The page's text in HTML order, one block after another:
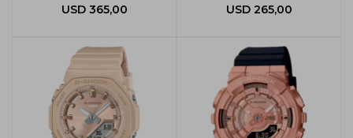
USD 365,00 USD 265,00